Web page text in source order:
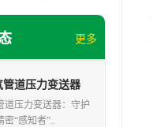
更多
管道压力变送器
道压力变送器：守护
密“感知者”..